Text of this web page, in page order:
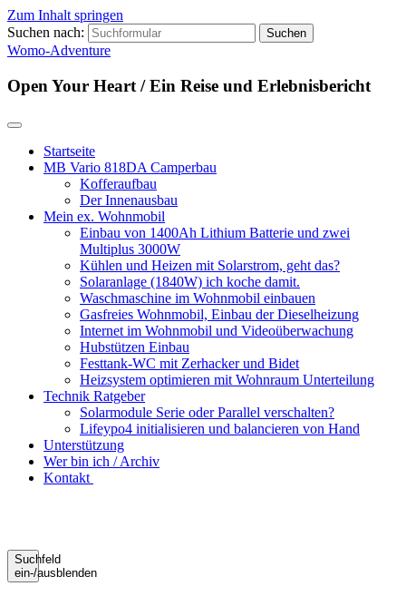
Zum Inhalt springen
Suchen nach:
Womo-Adventure
Open Your Heart / Ein Reise und Erlebnisbericht
Startseite
MB Vario 818DA Camperbau
Kofferaufbau
Der Innenausbau
Mein ex. Wohnmobil
Einbau von 1400Ah Lithium Batterie und zwei
Multiplus 3000W
Kühlen und Heizen mit Solarstrom, geht das?
Solaranlage (1840W) ich koche damit.
Waschmaschine im Wohnmobil einbauen
Gasfreies Wohnmobil, Einbau der Dieselheizung
Internet im Wohnmobil und Videoüberwachung
Hubstützen Einbau
Festtank-WC mit Zerhacker und Bidet
Heizsystem optimieren mit Wohnraum Unterteilung
Technik Ratgeber
Solarmodule Serie oder Parallel verschalten?
Lifeypo4 initialisieren und balancieren von Hand
Unterstützung
Wer bin ich / Archiv
Kontakt
Suchfeld
ein-/ausblenden